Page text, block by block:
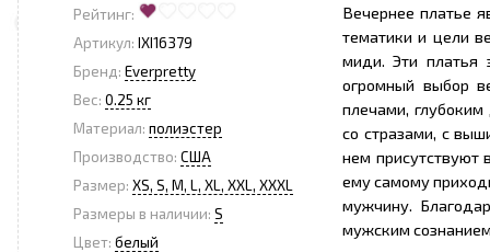
Рейтинг:
Артикул: IXI16379
Бренд: Everpretty
Вес: 0.25 кг
Материал: полиэстер
Производство: США
Размер: XS, S, M, L, XL, XXL, XXXL
Размеры в наличии: S
Цвет: белый
Вечернее платье
тематики и цели
миди. Эти платья
огромный выбор
плечами,
со стразами, с
нем присутствуют
ему самому
мужчину.
мужским